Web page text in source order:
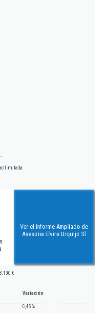
limitada
Ver el Informe Ampliado de
Asesoria Elvira Urquijo Sl
€
Variación
0,45 %